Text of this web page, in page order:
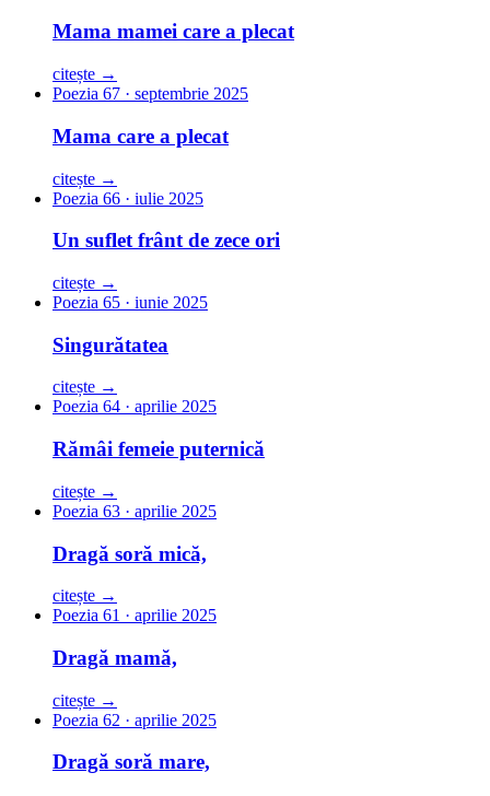
Mama mamei care a plecat
citește →
Poezia 67 · septembrie 2025
Mama care a plecat
citește →
Poezia 66 · iulie 2025
Un suflet frânt de zece ori
citește →
Poezia 65 · iunie 2025
Singurătatea
citește →
Poezia 64 · aprilie 2025
Rămâi femeie puternică
citește →
Poezia 63 · aprilie 2025
Dragă soră mică,
citește →
Poezia 61 · aprilie 2025
Dragă mamă,
citește →
Poezia 62 · aprilie 2025
Dragă soră mare,